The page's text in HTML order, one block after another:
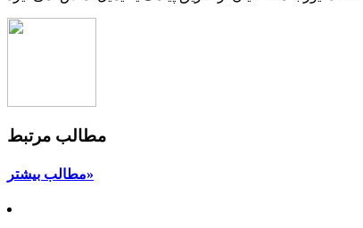
مطالب مرتبط
مطالب بیشتر»